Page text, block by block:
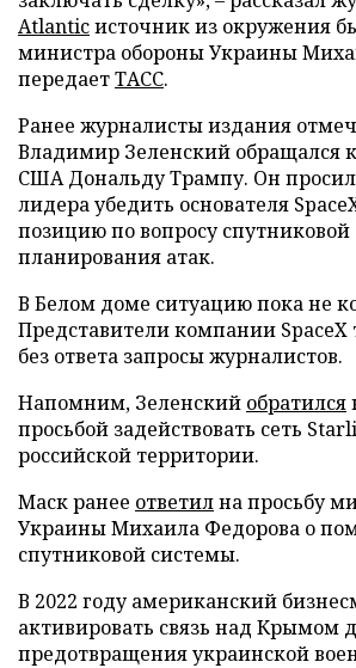
Atlanticисточник из окружения
министра обороны Украины
передаетТАСС.
Ранее журналисты издания
Владимир Зеленский обращался
США Дональду Трампу. Он
лидера убедить основателя
позицию по вопросу спутниковой
планирования атак.
В Белом доме ситуацию пока не
Представители компании SpaceX
без ответа запросы журналистов.
Напомним, Зеленский обратился
просьбой задействовать сеть
российской территории.
Маск ранее ответилна просьбу
Украины Михаила Федорова о
спутниковой системы.
В 2022 году американский
активировать связь над Крымом
предотвращения украинской